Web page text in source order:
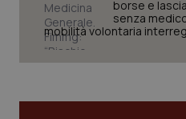
borse e
senza
mobilità volontaria